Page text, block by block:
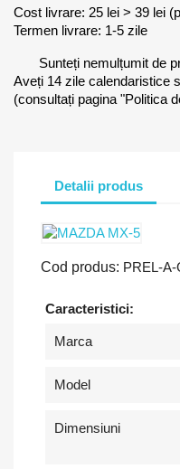
Cost livrare: 25 lei > 39 lei
Termen livrare: 1-5 zile
Sunteți nemulțumit de
Aveți 14 zile calendaristice
(consultați pagina "Politica
Detalii produs
Cod produs: PREL-
Caracteristici:
Marca
Model
Dimensiuni